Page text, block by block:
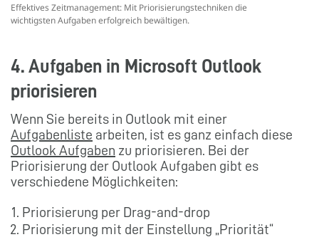
Effektives Zeitmanagement: Mit Priorisierungstechniken die
wichtigsten Aufgaben erfolgreich bewältigen.
4. Aufgaben in Microsoft Outlook
priorisieren
Wenn Sie bereits in Outlook mit einer
Aufgabenliste arbeiten, ist es ganz einfach diese
Outlook Aufgaben zu priorisieren. Bei der
Priorisierung der Outlook Aufgaben gibt es
verschiedene Möglichkeiten:
Priorisierung per Drag-and-drop
Priorisierung mit der Einstellung „Priorität“